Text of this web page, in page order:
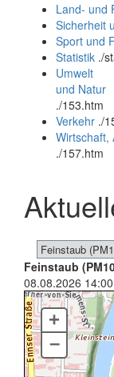
und
schließen
Land- und
Sicherheit
Sport und
Statistik ./
Umwelt
und Natur
./153.htm
Verkehr ./
Wirtschaft,
./157.htm
Feinstaub
08.08.2026 14:00
+
–